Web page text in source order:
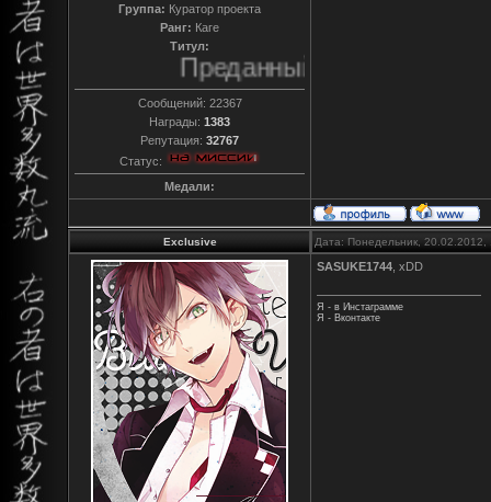
Группа: Куратор проекта
Ранг: Каге
Титул:
Преданный
Сообщений: 22367
Награды: 1383
Репутация: 32767
Статус:
Медали:
Exclusive Дата: Понедельник,
SASUKE1744 , xDD
Я - в Инстаграмме
Я - Вконтакте